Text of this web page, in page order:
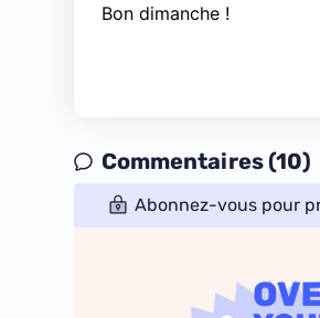
Bon dimanche !
Commentaires (10)
Abonnez-vous pour